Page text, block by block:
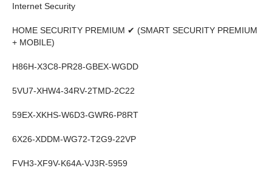
Internet Security
HOME SECURITY PREMIUM ✔ (SMART SECURITY PREMIUM
+ MOBILE)
H86H-X3C8-PR28-GBEX-WGDD
5VU7-XHW4-34RV-2TMD-2C22
59EX-XKHS-W6D3-GWR6-P8RT
6X26-XDDM-WG72-T2G9-22VP
FVH3-XF9V-K64A-VJ3R-5959